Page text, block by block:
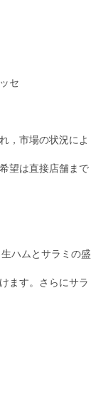
セ
，市場の状況によ
望は直接店舗まで
ハムとサラミの盛
ます。さらにサラ